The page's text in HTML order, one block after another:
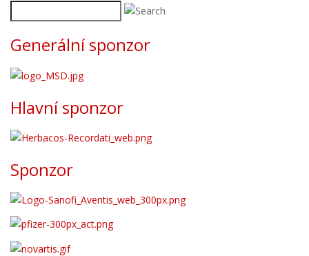
Generální sponzor
Hlavní sponzor
Sponzor